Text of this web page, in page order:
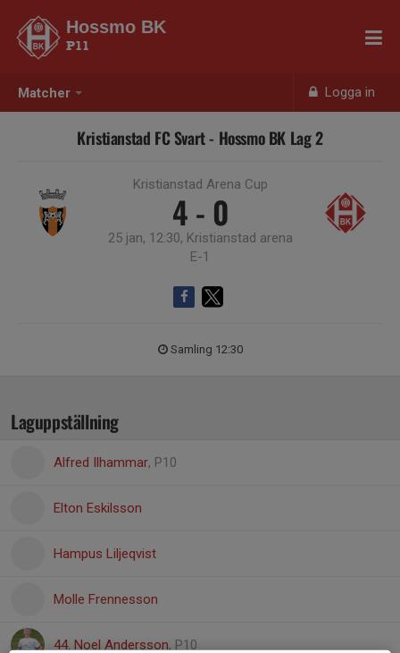
Matcher Logga in
Hossmo BK
P11
Kristianstad FC Svart - Hossmo BK Lag 2
Kristianstad Arena Cup
4 - 0
25 jan, 12:30, Kristianstad arena
E-1
Samling 12:30
Laguppställning
Alfred Ilhammar, P10
Elton Eskilsson
Hampus Liljeqvist
Molle Frennesson
44. Noel Andersson, P10